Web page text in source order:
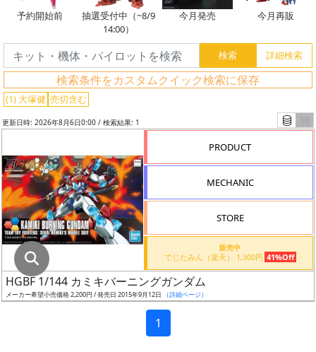
予約開始前
抽選受付中（~8/9
14:00）
今月発売 今月再販
検索条件をカスタムクイック検索に保存
(1) 大塚健 売切含む
グ
レ
ド
ス
ケ
ー
ル
成
形
色
更新日時: 2026年8月6日0:00 / 検索結果: 1
PRODUCT
MECHANIC
STORE
販売中
でじたみん（楽天） 1,300円 41%Off
HGBF 1/144 カミキバーニングガンダム
メーカー希望小売価格 2,200円 / 発売日 2015年9月12日 （詳細ページ）
1